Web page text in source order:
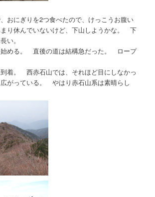
おにぎりを2つ食べたので、けっこうお腹い
り休んでいないけど、下山しようかな。 下
い。
始める。 直後の道は結構急だった。 ロープ
着。 西赤石山では、それほど目にしなかっ
がっている。 やはり赤石山系は素晴らし